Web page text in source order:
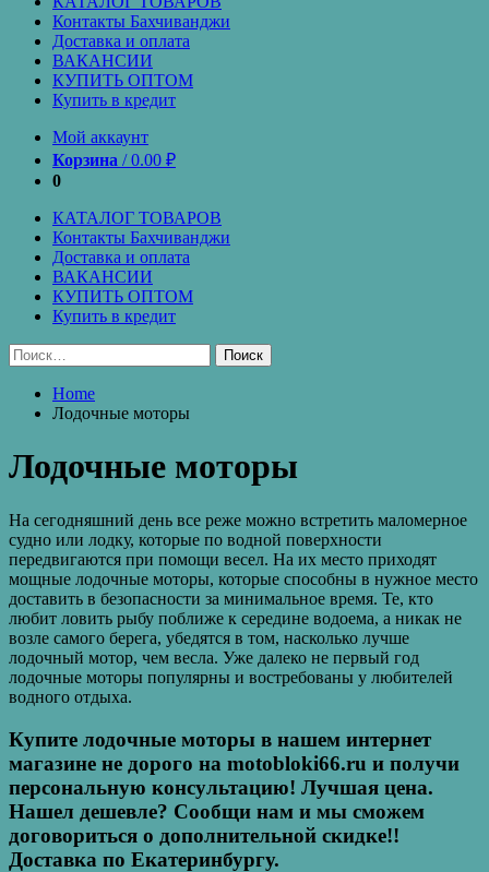
Контакты Бахчиванджи
Доставка и оплата
ВАКАНСИИ
КУПИТЬ ОПТОМ
Купить в кредит
Мой аккаунт
Корзина /0.00 ₽
0
КАТАЛОГ ТОВАРОВ
Контакты Бахчиванджи
Доставка и оплата
ВАКАНСИИ
КУПИТЬ ОПТОМ
Купить в кредит
Найти:
Home
Лодочные моторы
Лодочные моторы
На сегодняшний день все реже можно встретить маломерное
судно или лодку, которые по водной поверхности
передвигаются при помощи весел. На их место приходят
мощные лодочные моторы, которые способны в нужное место
доставить в безопасности за минимальное время. Те, кто
любит ловить рыбу поближе к середине водоема, а никак не
возле самого берега, убедятся в том, насколько лучше
лодочный мотор, чем весла. Уже далеко не первый год
лодочные моторы популярны и востребованы у любителей
водного отдыха.
Купите лодочные моторы в нашем интернет
магазине не дорого на motobloki66.ru и получи
персональную консультацию! Лучшая цена.
Нашел дешевле? Сообщи нам и мы сможем
договориться о дополнительной скидке!!
Доставка по Екатеринбургу.